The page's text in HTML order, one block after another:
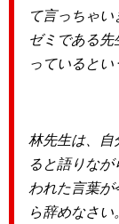
て言っちゃ
ゼミである
っているとい
林先生は、自
ると語りな
われた言葉が
ら辞めなさ